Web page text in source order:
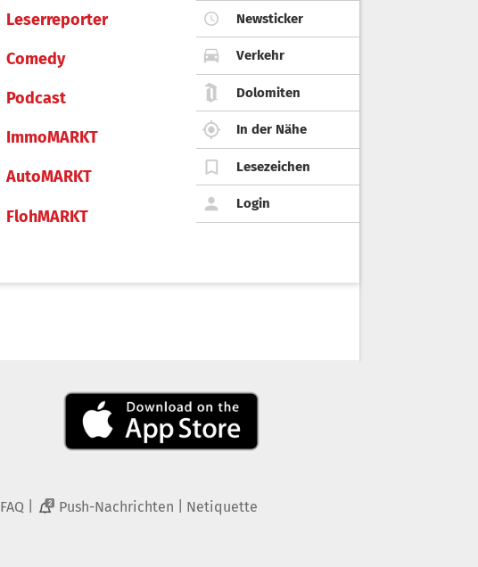
Leserreporter
Comedy
Podcast
ImmoMARKT
AutoMARKT
FlohMARKT
Newsticker
Verkehr
Dolomiten
In der Nähe
Lesezeichen
Login
FAQ 2 Push-Nachrichten Netiquette